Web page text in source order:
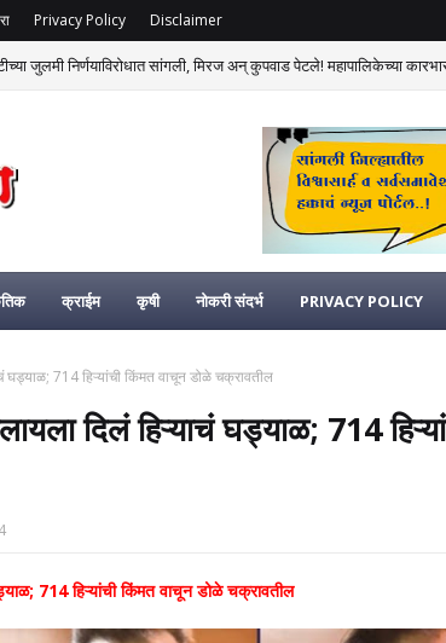
Privacy Policy Disclaimer
जुलमी निर्णयाविरोधात सांगली, मिरज अन् कुपवाड पेटले! महापालिकेच्या
क्राईम कृषी नोकरी संदर्भ PRIVACY POLICY
घड्याळ; 714 हिऱ्यांची किंमत वाचून डोळे चक्रावतील
दिलं हिऱ्याचं घड्याळ; 714
714 हिऱ्यांची किंमत वाचून डोळे चक्रावतील